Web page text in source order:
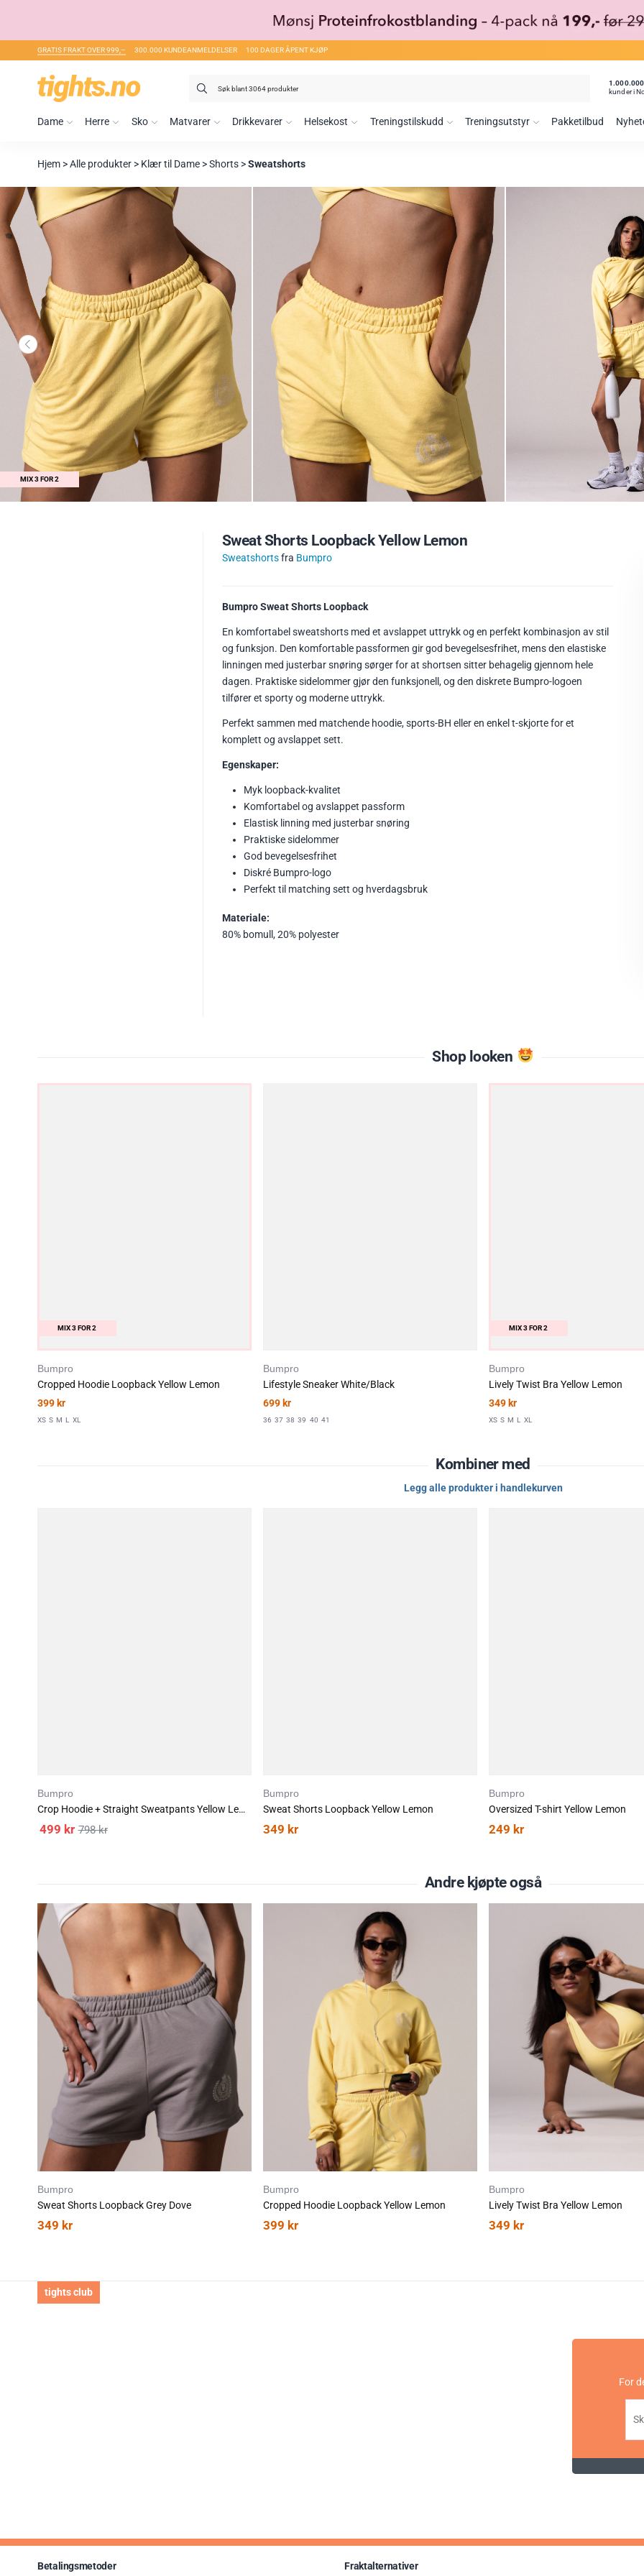
GRATIS FRAKT OVER 999,– 300.000 KUNDEANMELDELSER 100 DAGER ÅPENT KJØP
Søk
1.000.000
kunder i
Dame Herre Sko Matvarer Drikkevarer Helsekost Treningstilskudd Treningsutstyr Pakketilbud
Hjem >Alle produkter > Klær til Dame >Shorts >Sweatshorts
MIX 3 FOR 2
Sweat Shorts Loopback Yellow Lemon
Sweatshortsfra Bumpro
Bumpro Sweat Shorts Loopback
En komfortabel sweatshorts med et avslappet uttrykk og en perfekt kombinasjon av stil
og funksjon. Den komfortable passformen gir god bevegelsesfrihet, mens den elastiske
linningen med justerbar snøring sørger for at shortsen sitter behagelig gjennom hele
dagen. Praktiske sidelommer gjør den funksjonell, og den diskrete Bumpro-logoen
tilfører et sporty og moderne uttrykk.
Perfekt sammen med matchende hoodie, sports-BH eller en enkel t-skjorte for et
komplett og avslappet sett.
Egenskaper:
Myk loopback-kvalitet
Komfortabel og avslappet passform
Elastisk linning med justerbar snøring
Praktiske sidelommer
God bevegelsesfrihet
Diskré Bumpro-logo
Perfekt til matching sett og hverdagsbruk
Materiale:
80% bomull, 20% polyester
Shop looken
MIX 3 FOR 2
Bumpro
Cropped Hoodie Loopback Yellow Lemon
399kr
XS S M L XL
Bumpro
Lifestyle Sneaker White/Black
699kr
36 37 38 39 40 41
MIX 3 FOR 2
Bumpro
Lively Twist Bra Yellow Lemon
349kr
XS S M L XL
Kombiner med
Bumpro
Crop Hoodie + Straight Sweatpants Yellow Lemon
798kr
499 kr
Bumpro
Sweat Shorts Loopback Yellow Lemon
349 kr
Bumpro
Oversized T-shirt Yellow Lemon
249 kr
Legg alle produkter i handlekurven
Andre kjøpte også
Bumpro
Sweat Shorts Loopback Grey Dove
349 kr
Bumpro
Cropped Hoodie Loopback Yellow Lemon
399 kr
Bumpro
Lively Twist Bra Yellow Lemon
349 kr
tights club
For
Betalingsmetoder Fraktalternativer